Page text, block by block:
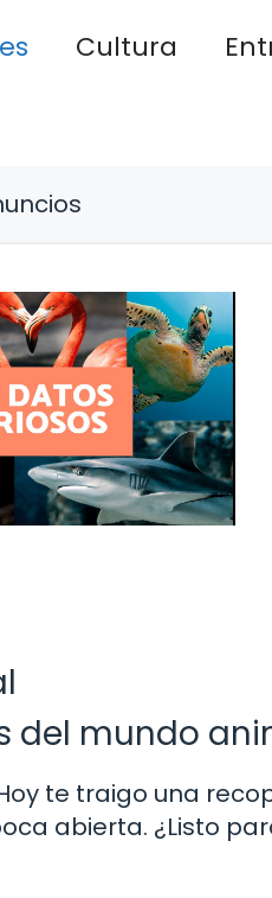
Cultura
del mundo
te traigo una
abierta. ¿Listo